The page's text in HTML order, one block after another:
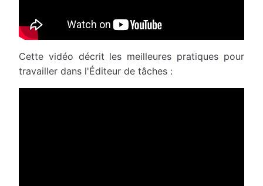
Cette vidéo décrit les meilleures pratiques pour
travailler dans l'Éditeur de tâches :